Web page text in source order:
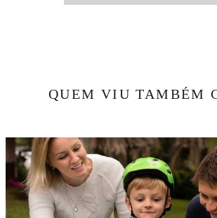
QUEM VIU TAMBÉM